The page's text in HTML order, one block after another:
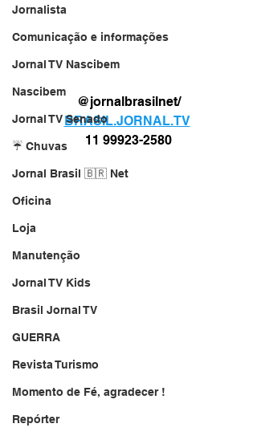
Jornalista
Comunicação e informações
Jornal TV Nascibem
Nascibem
Jornal TV Senado
☔ Chuvas
Jornal Brasil 🇧🇷 Net
Oficina
Loja
Manutenção
Jornal TV Kids
Brasil Jornal TV
GUERRA
Revista Turismo
Momento de Fé, agradecer !
Repórter
@jornalbrasilnet/
BRASIL.JORNAL.TV
11 99923-2580